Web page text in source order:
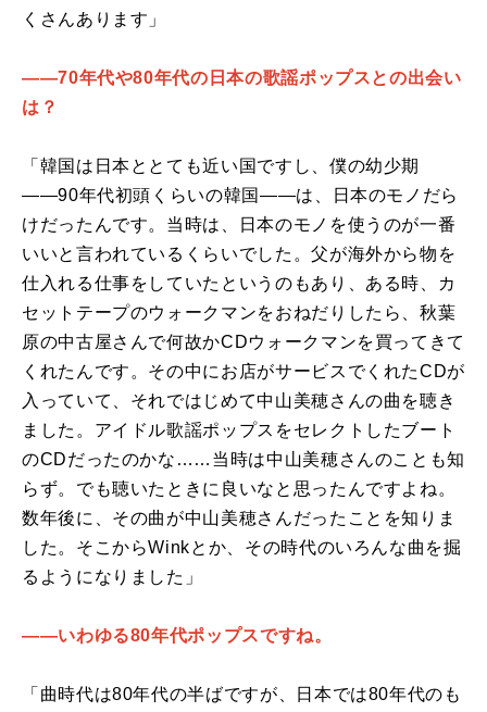
くさんあります」
――70年代や80年代の日本の歌謡ポップスとの出会い
は？
「韓国は日本ととても近い国ですし、僕の幼少期
――90年代初頭くらいの韓国――は、日本のモノだら
けだったんです。当時は、日本のモノを使うのが一番
いいと言われているくらいでした。父が海外から物を
仕入れる仕事をしていたというのもあり、ある時、カ
セットテープのウォークマンをおねだりしたら、秋葉
原の中古屋さんで何故かCDウォークマンを買ってきて
くれたんです。その中にお店がサービスでくれたCDが
入っていて、それではじめて中山美穂さんの曲を聴き
ました。アイドル歌謡ポップスをセレクトしたブート
のCDだったのかな……当時は中山美穂さんのことも知
らず。でも聴いたときに良いなと思ったんですよね。
数年後に、その曲が中山美穂さんだったことを知りま
した。そこからWinkとか、その時代のいろんな曲を掘
るようになりました」
――いわゆる80年代ポップスですね。
「曲時代は80年代の半ばですが、日本では80年代のも